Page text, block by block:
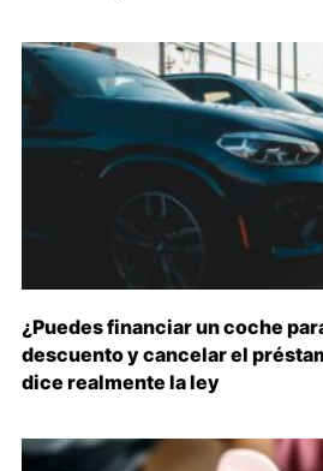
¿Puedes financiar un coche
descuento y cancelar el
dice realmente la ley